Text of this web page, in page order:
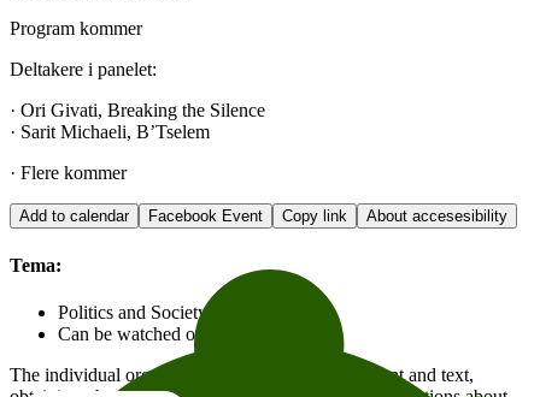
Program kommer
Deltakere i panelet:
· Ori Givati, Breaking the Silence
· Sarit Michaeli, B’Tselem
· Flere kommer
Add to calendar Facebook Event Copy link About accesesibility
Tema:
Politics and Society
Can be watched online
The individual organizer is responsible for the event and text,